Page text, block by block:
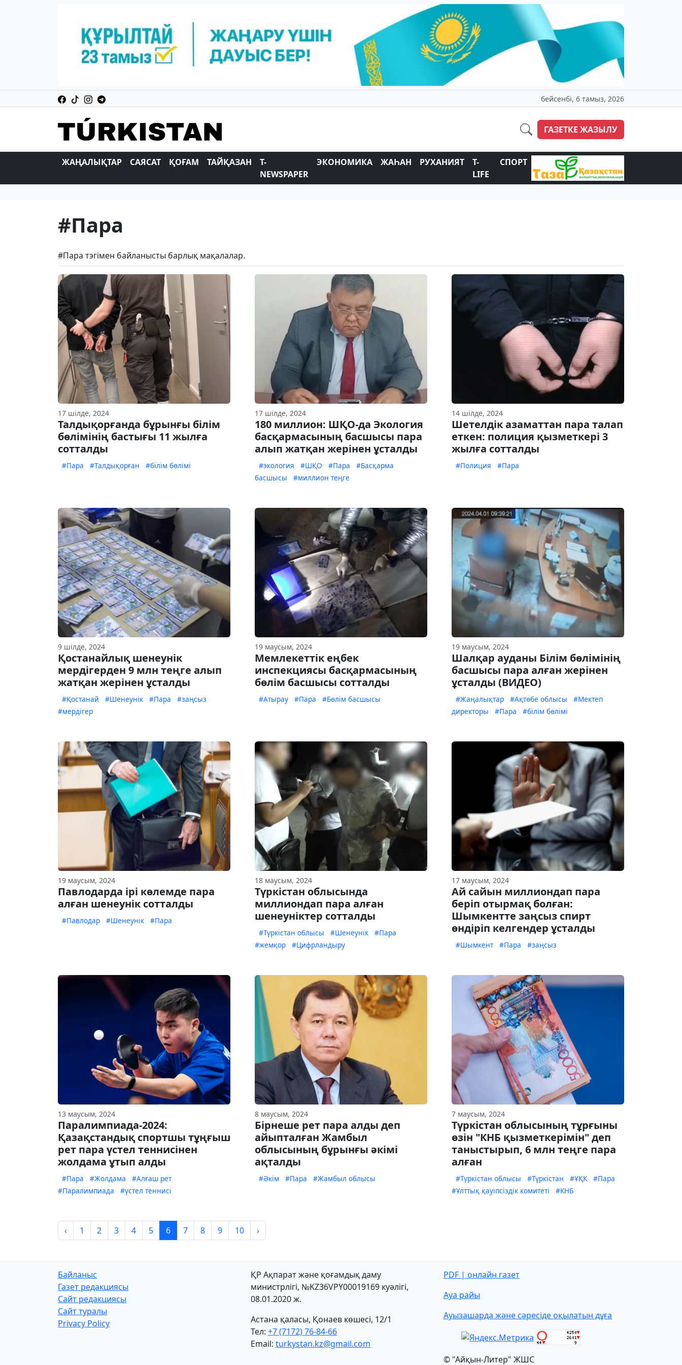
бейсенбі, 6 тамыз, 2026
ГАЗЕТКЕ ЖАЗЫЛУ
ЖАҢАЛЫҚТАР САЯСАТ ҚОҒАМ ТАЙҚАЗАН
T-
NEWSPAPER
ЭКОНОМИКА ЖАҺАН РУХАНИЯТ
T-
LIFE
СПОРТ
#Пара
#Пара тэгімен байланысты барлық мақалалар.
17 шілде, 2024
Талдықорғанда бұрынғы білім
бөлімінің бастығы 11 жылға
сотталды
#Пара #Талдықорған #білім бөлімі
17 шілде, 2024
180 миллион: ШҚО-да Экология
басқармасының басшысы пара
алып жатқан жерінен ұсталды
#экология #ШҚО #Пара
#Басқарма
басшысы
#миллион теңге
14 шілде, 2024
Шетелдік азаматтан пара талап
еткен: полиция қызметкері 3
жылға сотталды
#Полиция #Пара
9 шілде, 2024
Қостанайлық шенеунік
мердігерден 9 млн теңге алып
жатқан жерінен ұсталды
#Қостанай #Шенеунік #Пара
#заңсыз
#мердігер
19 маусым, 2024
Мемлекеттік еңбек
инспекциясы басқармасының
бөлім басшысы сотталды
#Атырау #Пара #Бөлім басшысы
19 маусым, 2024
Шалқар ауданы Білім бөлімінің
басшысы пара алған жерінен
ұсталды (ВИДЕО)
#Жаңалықтар #Ақтөбе облысы
#Мектеп
директоры
#Пара #білім бөлімі
19 маусым, 2024
Павлодарда ірі көлемде пара
алған шенеунік сотталды
#Павлодар #Шенеунік #Пара
18 маусым, 2024
Түркістан облысында
миллиондап пара алған
шенеуніктер сотталды
#Түркістан облысы #Шенеунік
#Пара
#жемқор
#Цифрландыру
17 маусым, 2024
Ай сайын миллиондап пара
беріп отырмақ болған:
Шымкентте заңсыз спирт
өндіріп келгендер ұсталды
#Шымкент #Пара #заңсыз
13 маусым, 2024
Паралимпиада-2024:
Қазақстандық спортшы тұңғыш
рет пара үстел теннисінен
жолдама ұтып алды
#Пара #Жолдама
#Алғаш рет
#Паралимпиада
#үстел теннисі
8 маусым, 2024
Бірнеше рет пара алды деп
айыпталған Жамбыл
облысының бұрынғы әкімі
ақталды
#Әкім #Пара #Жамбыл облысы
7 маусым, 2024
Түркістан облысының тұрғыны
өзін "КНБ қызметкерімін" деп
таныстырып, 6 млн теңге пара
алған
#Түркістан облысы #Түркістан #ҰҚК
#Пара
#Ұлттық қауіпсіздік комитеті
#КНБ
‹ 1 2 3 4 5 6 7 8 9 10 ›
Байланыс
Газет редакциясы
Сайт редакциясы
Сайт туралы
Privacy Policy
ҚР Ақпарат және қоғамдық даму
министрлігі, №KZ36VPY00019169 куәлігі,
08.01.2020 ж.
Астана қаласы, Қонаев көшесі, 12/1
Тел: +7 (7172) 76-84-66
Email: turkystan.kz@gmail.com
PDF | онлайн газет
Ауа райы
Ауызашарда және сәресіде оқылатын дұға
© "Айқын-Литер" ЖШС